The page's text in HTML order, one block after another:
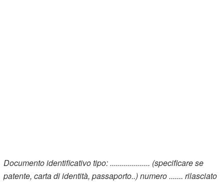
Documento identificativo tipo: .................... (specificare se
patente, carta di identità, passaporto..) numero ....... rilasciato